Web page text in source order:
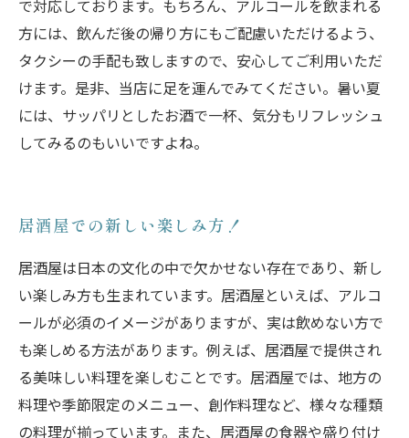
で対応しております。もちろん、アルコールを飲まれる
方には、飲んだ後の帰り方にもご配慮いただけるよう、
タクシーの手配も致しますので、安心してご利用いただ
けます。是非、当店に足を運んでみてください。暑い夏
には、サッパリとしたお酒で一杯、気分もリフレッシュ
してみるのもいいですよね。
居酒屋での新しい楽しみ方！
居酒屋は日本の文化の中で欠かせない存在であり、新し
い楽しみ方も生まれています。居酒屋といえば、アルコ
ールが必須のイメージがありますが、実は飲めない方で
も楽しめる方法があります。例えば、居酒屋で提供され
る美味しい料理を楽しむことです。居酒屋では、地方の
料理や季節限定のメニュー、創作料理など、様々な種類
の料理が揃っています。また、居酒屋の食器や盛り付け